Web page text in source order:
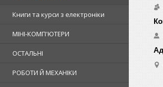
Книги та курси з електроніки
МІНІ-КОМП'ЮТЕРИ
ОСТАЛЬНІ
РОБОТИ Й МЕХАНІКИ